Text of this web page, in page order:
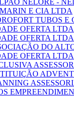
NELORE -
MARIN E CIA LTDA
TUBOS E
OFERTA LTDA
OFERTA LTDA
DO
OFERTA LTDA